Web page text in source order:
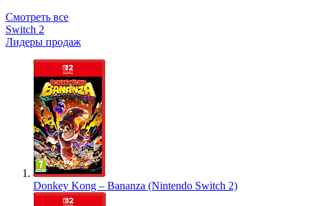
Смотреть все
Switch 2
Лидеры продаж
Donkey Kong – Bananza (Nintendo Switch 2)